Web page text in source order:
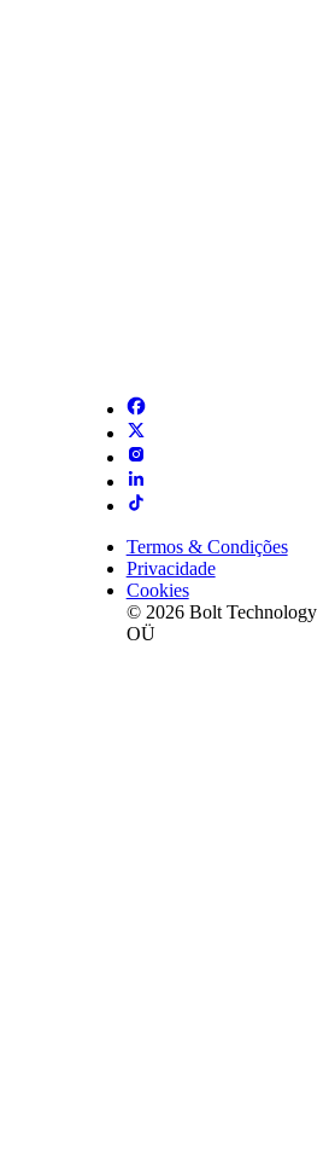
Termos & Condições
Privacidade
Cookies
© 2026 Bolt Technology
OÜ